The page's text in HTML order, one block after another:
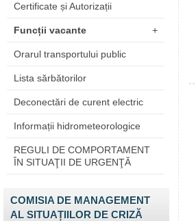
Certificate și Autorizații
Funcții vacante +
Orarul transportului public
Lista sărbătorilor
Deconectări de curent electric
Informații hidrometeorologice
REGULI DE COMPORTAMENT
ÎN SITUAŢII DE URGENŢĂ
COMISIA DE MANAGEMENT
AL SITUAȚIILOR DE CRIZĂ